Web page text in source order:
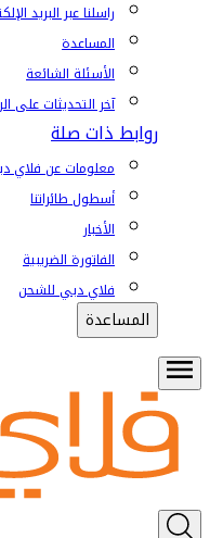
راسلنا عبر البريد
المساعدة
الأسئلة الشائعة
آخر التحديثات على
روابط ذات صلة
معلومات عن فلاي
أسطول طائراتنا
الأخبار
الفاتورة الضريبية
فلاي دبي للشحن
المساعدة